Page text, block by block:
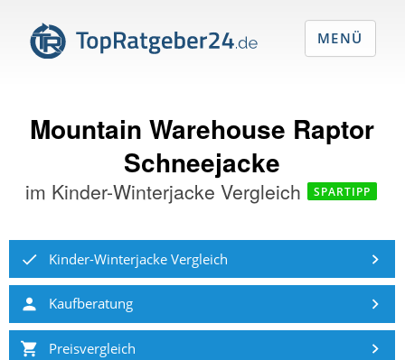
Mountain Warehouse Raptor
Schneejacke
im Kinder-Winterjacke Vergleich SPARTIPP
Kinder-Winterjacke Vergleich
Kaufberatung
Preisvergleich
MENÜ